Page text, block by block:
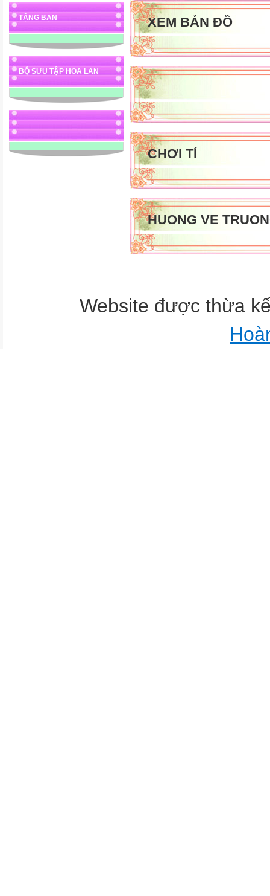
TẶNG BẠN
BỘ SƯU TẬP HOA LAN
XEM BẢN ĐỒ
CHƠI TÍ
HUONG VE
Website được thừa